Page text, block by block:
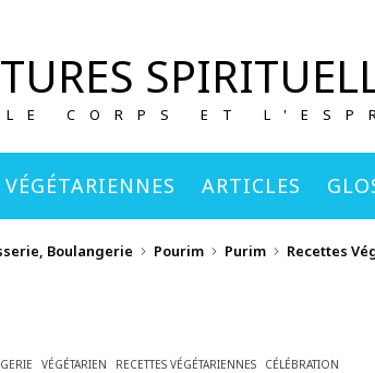
LE CORPS ET
VÉGÉTARIENNES ARTICLES
Boulangerie Pourim Purim Recettes
VÉGÉTARIEN RECETTES VÉGÉTARIENNES CÉLÉBRATION